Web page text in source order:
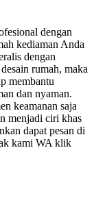
dengan
kediaman Anda
dengan
rumah, maka
membantu
dan nyaman.
keamanan saja
menjadi ciri khas
dapat pesan di
kami WA klik